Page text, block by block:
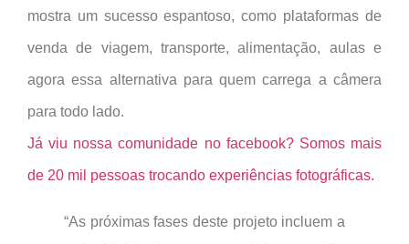
mostra um sucesso espantoso, como plataformas de
venda de viagem, transporte, alimentação, aulas e
agora essa alternativa para quem carrega a câmera
para todo lado.
Já viu nossa comunidade no facebook? Somos mais
de 20 mil pessoas trocando experiências fotográficas.
“As próximas fases deste projeto incluem a